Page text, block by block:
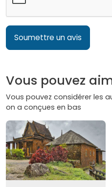
Soumettre un avis
Vous pouvez
Vous pouvez considérer les
on a conçues en bas